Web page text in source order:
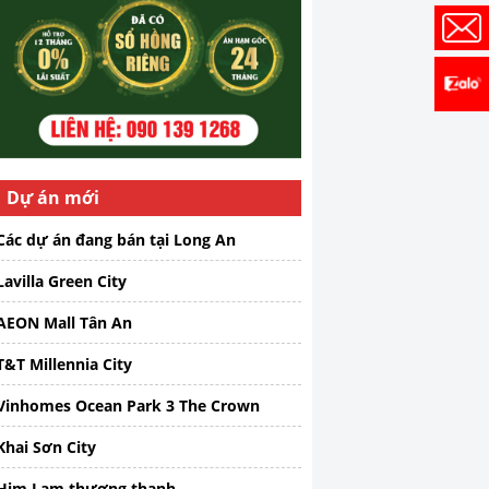
Dự án mới
dự án đang bán tại Long An
Green City
Mall Tân An
Millennia City
Ocean Park 3 The Crown
Sơn City